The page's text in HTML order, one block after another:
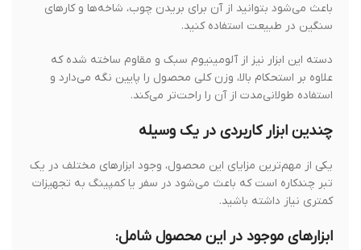
باعث می‌شود بتوانید از آن برای بریدن چوب، شاخه‌ها و کارهای
سنگین در طبیعت استفاده کنید.
دسته این ابزار نیز از آلومینیوم سبک و مقاوم ساخته شده که
علاوه بر استحکام بالا، وزن کلی محصول را پایین نگه می‌دارد و
استفاده طولانی‌مدت از آن را راحت‌تر می‌کند.
چندین ابزار کاربردی در یک وسیله
یکی از مهم‌ترین مزایای این محصول، وجود ابزارهای مختلف در یک
تبر چندکاره است که باعث می‌شود در سفر یا کمپینگ به تجهیزات
کمتری نیاز داشته باشید.
ابزارهای موجود در این محصول شامل: